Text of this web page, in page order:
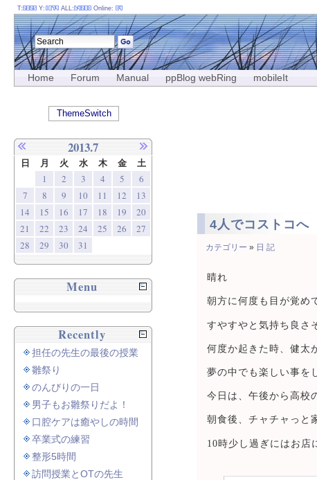
Home Forum Manual ppBlog webRing mobileIt
4人でコストコへ
カテゴリー » 日 記
晴れ
朝方に何度も目が覚め
すやすやと気持ち良さ
何度か起きた時、健太
夢の中でも楽しい事を
今日は、午後から高校
朝食後、チャチャっと
10時少し過ぎにはお店
T: Y: ALL: Online:
ThemeSwitch
2013.7
日 月 火 水 木 金 土
1 2 3 4 5
6
7
8 9 10 11 12
13
14
15 16 17 18 19
20
21
22 23 24 25 26
27
28
29 30 31
Menu
Recently
担任の先生の最後の授業
雛祭り
のんびりの一日
男子もお雛祭りだよ！
口腔ケアは癒やしの時間
卒業式の練習
整形5時間
訪問授業とOTの先生